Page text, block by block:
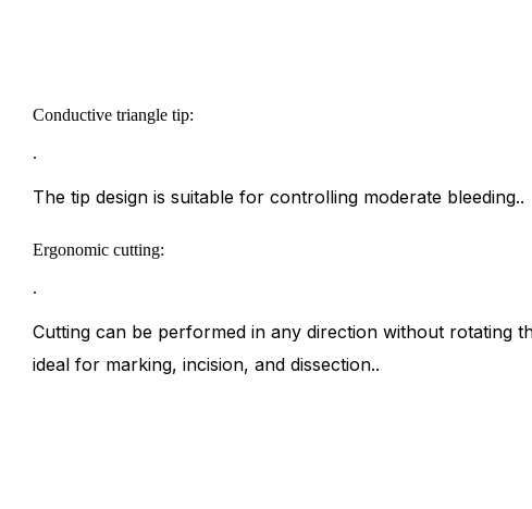
Conductive triangle tip:
.
The tip design is suitable for controlling moderate bleeding..
Ergonomic cutting:
.
Cutting can be performed in any direction without rotating
ideal for marking, incision, and dissection..